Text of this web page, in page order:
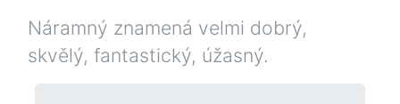
Náramný znamená velmi dobrý,
skvělý, fantastický, úžasný.